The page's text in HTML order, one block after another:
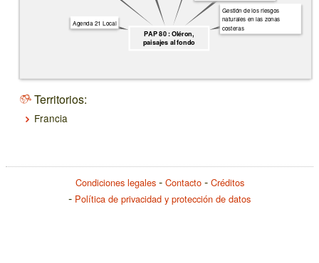
PAP 80 : Oléron,
paisajes al fondo
Gestión de los riesgos
naturales en las zonas
costeras
Agenda 21 Local
Territorios:
Francia
Condiciones legales Contacto
Créditos
Política de privacidad y protección de datos